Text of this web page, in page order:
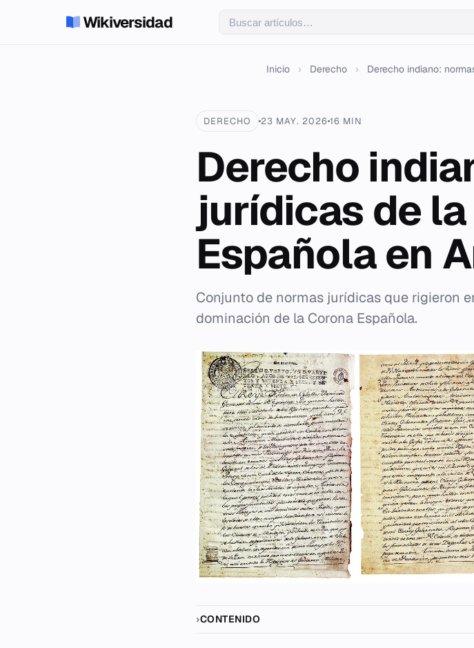
Wikiversidad
Inicio › Derecho › Derecho indiano:
DERECHO 23 MAY. 2026 16 MIN
Derecho
jurídicas de
Española en
Conjunto de normas jurídicas que rigieron
dominación de la Corona Española.
CONTENIDO